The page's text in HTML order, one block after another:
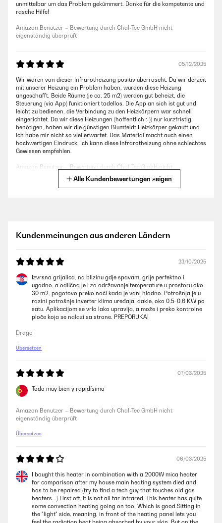
unmittelbar um das Problem gekümmert. Danke für die kompetente und
rasche Hilfe!
Amazon Benutzer – Bewertung durch Chal-Tec GmbH nicht
eigenständig überprüft
05/12/2025
Wir waren von dieser Infrarotheizung positiv überrascht. Da wir derzeit
mit unserer Heizung ein Problem haben, wurden diese Heizung
angeschafft. Beide Räume (je ca. 25 m2) werden gut beheizt, die
Steuerung (via App) funktioniert tadellos. Die App an sich ist gut und
leicht zu bedienen, die Verbindung zu den Heizkörpern war schnell
eingerichtet. Da wir diese Heizungen (hoffentlich :-)) nur kurzfristig
benötigen, haben wir die günstigen Blumfeldt Heizkörper gekauft und
ich habe mir nicht so viel erwartet. Das Material macht auch einen
hochwertigen Eindruck. Ich kann diese Infrarotheizung ohne schlechtes
Gewissen empfehlen.
Amazon Benutzer – Bewertung durch Chal-Tec GmbH nicht
eigenständig überprüft
für die Gartenlaube ca. 20qm zu heizen
eigenständig überprüft
21/01/2025
Die Heizung lässt sich einfach bedienen- auch ohne App, sie wird
schnell heiß und wärmt angenehm. Sie sieht modern aus und ist
aufgrund der kleinen Abmessung diskret (zum Bsp unter einem
und Wandhalterungen. Das war etwas enttäuschend, aber zum Glück
wie auf den Produktbildern.Die Lieferung war sehr schnell und die
Amazon Benutzer – Bewertung durch Chal-Tec GmbH nicht
Alle Kundenbewertungen zeigen
Kundenmeinungen aus anderen Ländern
23/10/2025
Izvrsna grijalica, na blizinu gdje spavam, grije perfektno i
ugodno, a odlična je i za održavanje temperature u prostoru oko
30 m2, pogotovo preko noći kada je vani hladno. Potrošnja je u
razini potrošnje inverter klima uređaja, dakle, oko 0,5-0,6 KW po
satu. Aplikacijom se vrlo lako upravlja, a može i preko kontrolne
ploče koja se nalazi sa strane. PREPORUKA!
Drago
Übersetzen
07/03/2025
Todo muy bien y rapidísimo
Amazon Benutzer – Bewertung durch Chal-Tec GmbH nicht
eigenständig überprüft
Übersetzen
06/03/2025
I bought this heater in combination with a 2000W mica heater
for comparison after my house main heating system died and
has to be repaired (try to find a tech guy that touches old gas
heaters...).First off, it is not all far infrared. This heater has quite
some convection heating going on too. Which is good.Sitting in
the "light" side, meaning, in front of the heating panel lets you